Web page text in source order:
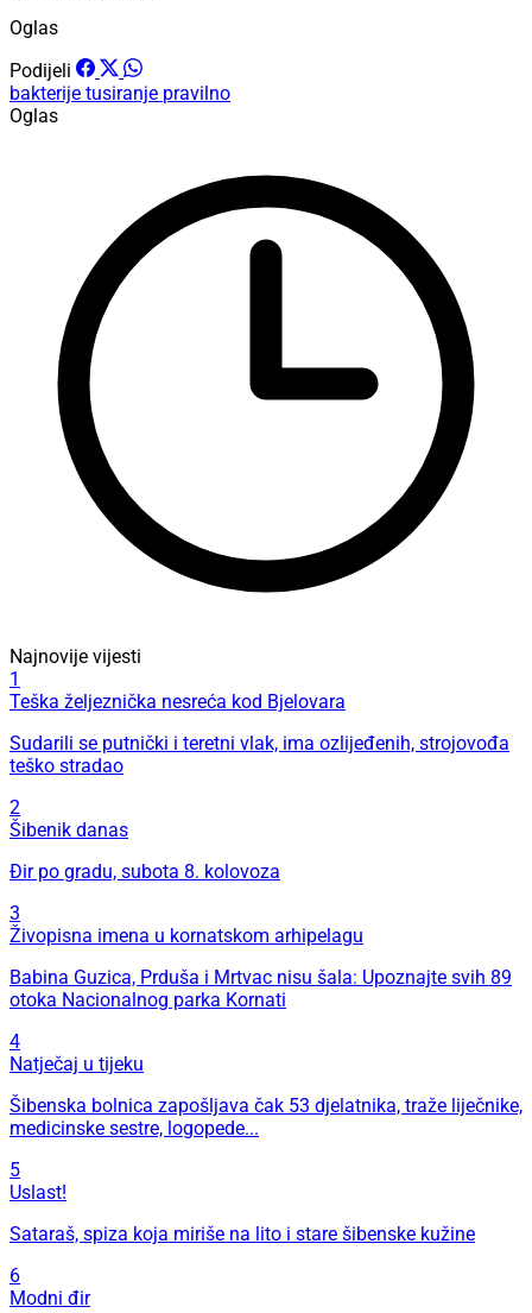
Oglas
Podijeli
bakterije tusiranje pravilno
Oglas
Najnovije vijesti
1
Teška željeznička nesreća kod Bjelovara
Sudarili se putnički i teretni vlak, ima ozlijeđenih, strojovođa
teško stradao
2
Šibenik danas
Đir po gradu, subota 8. kolovoza
3
Živopisna imena u kornatskom arhipelagu
Babina Guzica, Prduša i Mrtvac nisu šala: Upoznajte svih 89
otoka Nacionalnog parka Kornati
4
Natječaj u tijeku
Šibenska bolnica zapošljava čak 53 djelatnika, traže liječnike,
medicinske sestre, logopede...
5
Uslast!
Sataraš, spiza koja miriše na lito i stare šibenske kužine
6
Modni đir